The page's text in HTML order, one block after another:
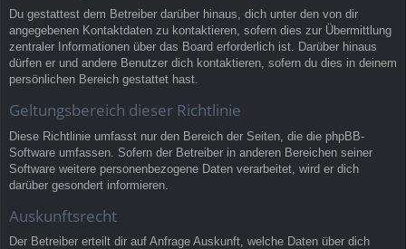
Du gestattest dem Betreiber darüber hinaus, dich unter den von dir
angegebenen Kontaktdaten zu kontaktieren, sofern dies zur Übermittlung
zentraler Informationen über das Board erforderlich ist. Darüber hinaus
dürfen er und andere Benutzer dich kontaktieren, sofern du dies in deinem
persönlichen Bereich gestattet hast.
Geltungsbereich dieser Richtlinie
Diese Richtlinie umfasst nur den Bereich der Seiten, die die phpBB-
Software umfassen. Sofern der Betreiber in anderen Bereichen seiner
Software weitere personenbezogene Daten verarbeitet, wird er dich
darüber gesondert informieren.
Auskunftsrecht
Der Betreiber erteilt dir auf Anfrage Auskunft, welche Daten über dich